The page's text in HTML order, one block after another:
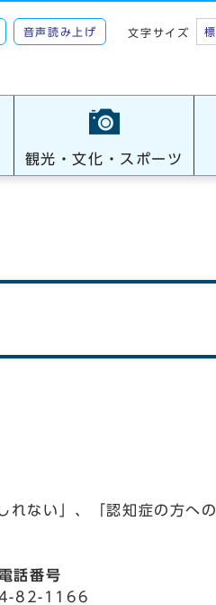
音声読み上げ 文字サイズ
観光・文化・スポーツ
ない」、「認知症の方へ
話番号
82-1166